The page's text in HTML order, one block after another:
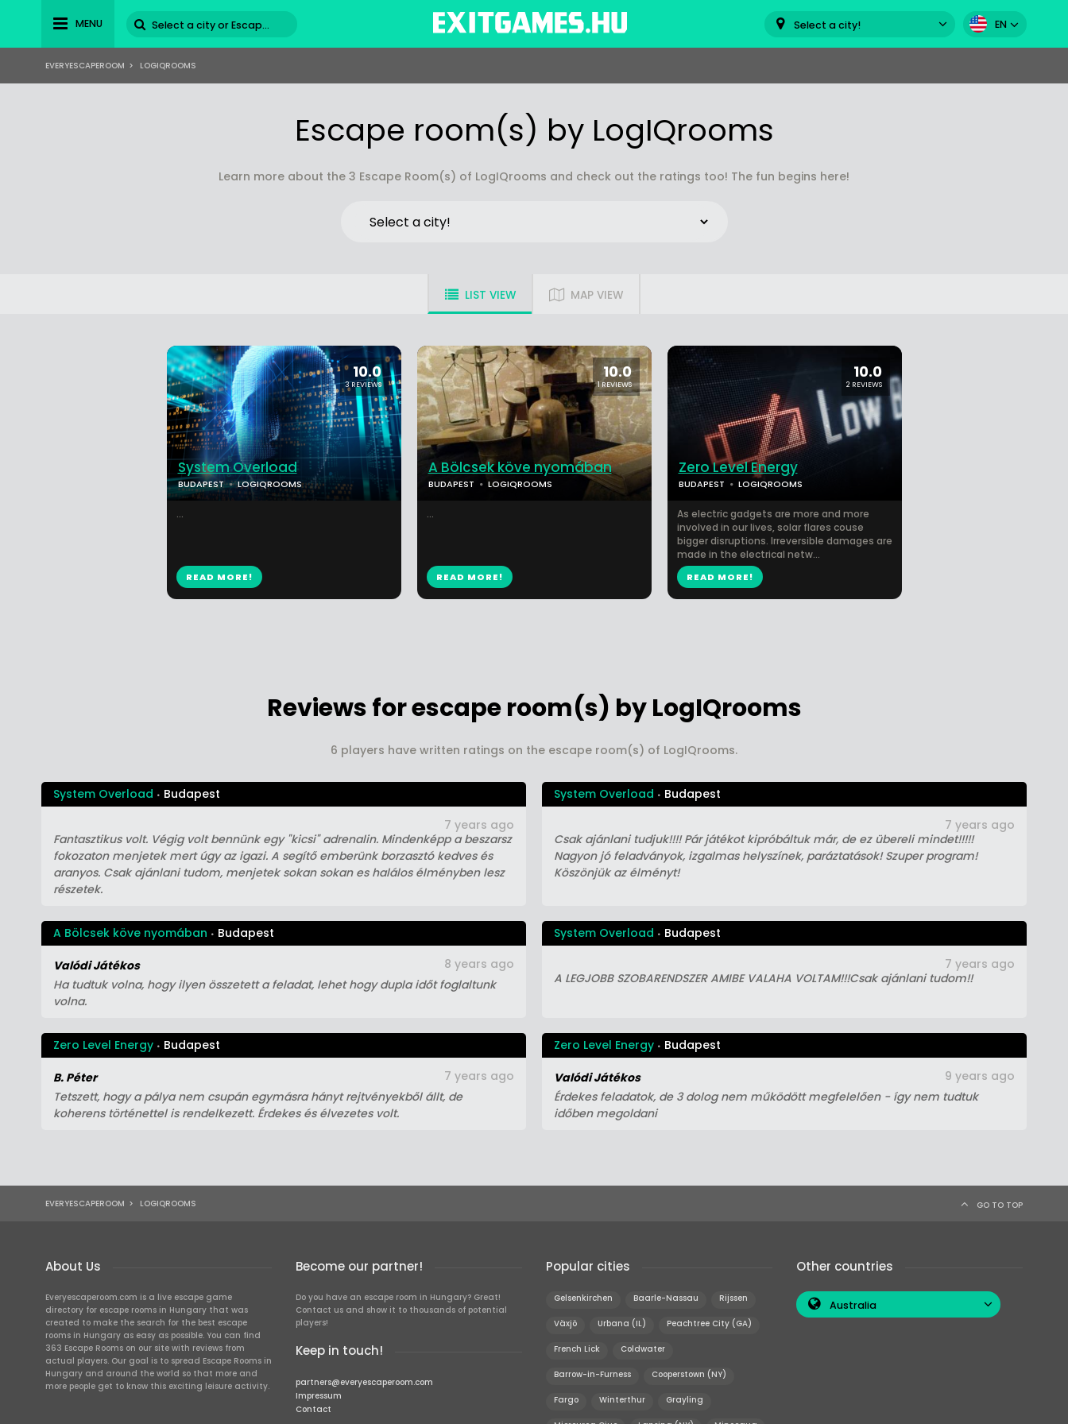
MENU Select a city! EN
EVERYESCAPEROOM > LOGIQROOMS
Escape room(s) by LogIQrooms
Learn more about the 3 Escape Room(s) of LogIQrooms and check out the ratings too! The fun begins here!
LIST VIEW MAP VIEW
10.0
3 REVIEWS
System Overload
BUDAPEST LOGIQROOMS
...
READ MORE!
10.0
1 REVIEWS
A Bölcsek köve nyomában
BUDAPEST LOGIQROOMS
...
READ MORE!
10.0
2 REVIEWS
Zero Level Energy
BUDAPEST LOGIQROOMS
As electric gadgets are more and more
involved in our lives, solar flares couse
bigger disruptions. Irreversible damages are
made in the electrical netw...
READ MORE!
Reviews for escape room(s) by LogIQrooms
6 players have written ratings on the escape room(s) of LogIQrooms.
System Overload Budapest
Fantasztikus volt. Végig volt bennünk egy "kicsi" adrenalin. Mindenképp a beszarsz
fokozaton menjetek mert úgy az igazi. A segítő emberünk borzasztó kedves és
aranyos. Csak ajánlani tudom, menjetek sokan sokan es halálos élményben lesz
részetek.
7 years ago
System Overload Budapest
A LEGJOBB SZOBARENDSZER AMIBE VALAHA VOLTAM!!!Csak ajánlani tudom!!
7 years ago
System Overload Budapest
Csak ajánlani tudjuk!!!! Pár játékot kipróbáltuk már, de ez übereli mindet!!!!!
Nagyon jó feladványok, izgalmas helyszínek, paráztatások! Szuper program!
Köszönjük az élményt!
7 years ago
Zero Level Energy Budapest
B. Péter
Tetszett, hogy a pálya nem csupán egymásra hányt rejtvényekből állt, de
koherens történettel is rendelkezett. Érdekes és élvezetes volt.
7 years ago
A Bölcsek köve nyomában Budapest
Valódi Játékos
Ha tudtuk volna, hogy ilyen összetett a feladat, lehet hogy dupla időt foglaltunk
volna.
8 years ago
Zero Level Energy Budapest
Valódi Játékos
Érdekes feladatok, de 3 dolog nem működött megfelelően - így nem tudtuk
időben megoldani
9 years ago
EVERYESCAPEROOM > LOGIQROOMS GO TO TOP
About Us
Everyescaperoom.com is a live escape game
directory for escape rooms in Hungary that was
created to make the search for the best escape
rooms in Hungary as easy as possible. You can find
363 Escape Rooms on our site with reviews from
actual players. Our goal is to spread Escape Rooms in
Hungary and around the world so that more and
more people get to know this exciting leisure activity.
Become our partner!
Do you have an escape room in Hungary? Great!
Contact us and show it to thousands of potential
players!
Keep in touch!
partners@everyescaperoom.com
Impressum
Contact
Popular cities
Gelsenkirchen Baarle-Nassau Rijssen
Växjö Urbana (IL) Peachtree City (GA)
French Lick Coldwater
Barrow-in-Furness Cooperstown (NY)
Fargo Winterthur Grayling
Other countries
Australia